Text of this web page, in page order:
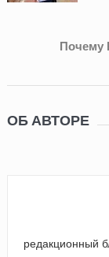
Почему
ОБ АВТОРЕ
редакционный